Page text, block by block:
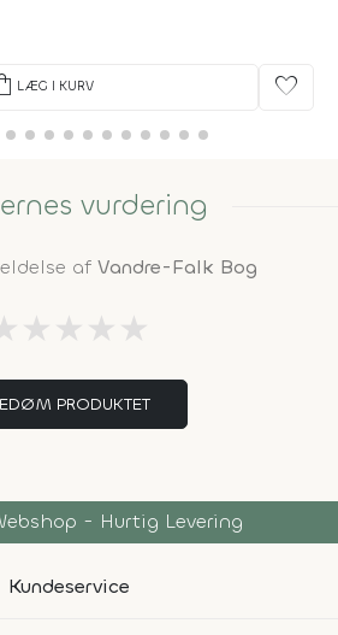
LÆG I KURV favorite
vurdering
af Vandre-Falk Bog
★ ★ ★ ★
PRODUKTET
- Hurtig Levering
Kundeservice